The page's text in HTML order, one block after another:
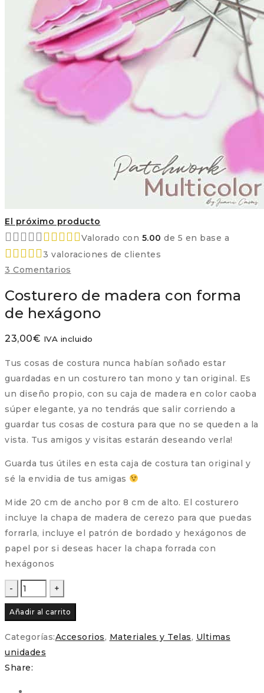
El próximo producto
Valorado con 5.00 de 5 en base a
3 valoraciones de clientes
3 Comentarios
Costurero de madera con forma
de hexágono
23,00€ IVA incluido
Tus cosas de costura nunca habían soñado estar
guardadas en un costurero tan mono y tan original. Es
un diseño propio, con su caja de madera en color caoba
súper elegante, ya no tendrás que salir corriendo a
guardar tus cosas de costura para que no se queden a la
vista. Tus amigos y visitas estarán deseando verla!
Guarda tus útiles en esta caja de costura tan original y
sé la envidia de tus amigas
Mide 20 cm de ancho por 8 cm de alto. El costurero
incluye la chapa de madera de cerezo para que puedas
forrarla, incluye el patrón de bordado y hexágonos de
papel por si deseas hacer la chapa forrada con
hexágonos
Costurero
de
madera
con
forma
de
Añadir al carrito
Categorías:Accesorios, Materiales y Telas, Ultimas
unidades
Share: